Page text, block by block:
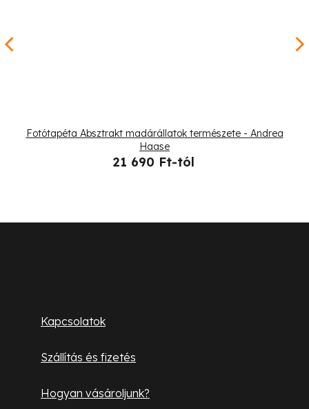
Fotótapéta Absztrakt madárállatok természete - Andrea
Haase
21 690 Ft-tól
Kapcsolatok
Szállítás és fizetés
Hogyan vásároljunk?